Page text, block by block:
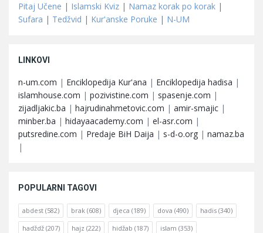
Pitaj Učene | Islamski Kviz | Namaz korak po korak |
Sufara | Tedžvid | Kur'anske Poruke | N-UM
LINKOVI
n-um.com | Enciklopedija Kur'ana | Enciklopedija hadisa |
islamhouse.com | pozivistine.com | spasenje.com |
zijadljakic.ba | hajrudinahmetovic.com | amir-smajic |
minber.ba | hidayaacademy.com | el-asr.com |
putsredine.com | Predaje BiH Daija | s-d-o.org | namaz.ba
|
POPULARNI TAGOVI
abdest (582) brak (608) djeca (189) dova (490) hadis (340)
hadždž (207) hajz (222) hidžab (187) islam (353)